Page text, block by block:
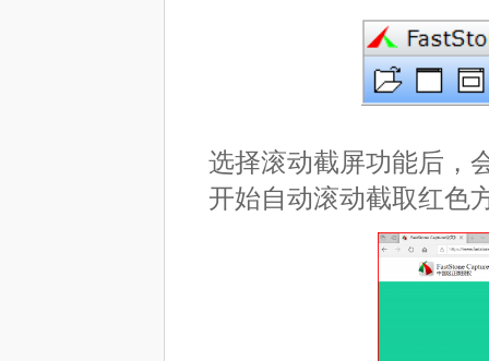
选择滚动截屏功能后，
开始自动滚动截取红色